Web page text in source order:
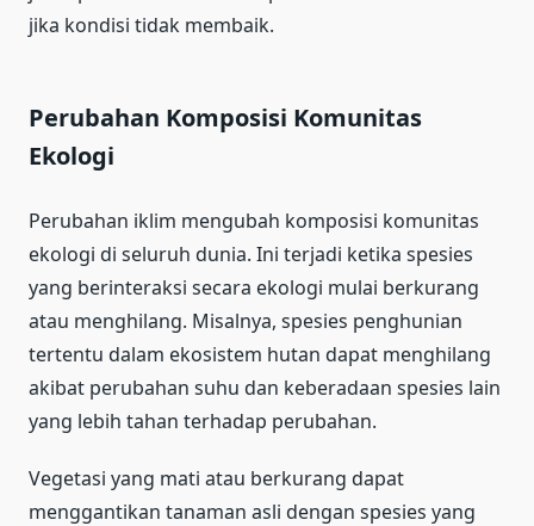
jika kondisi tidak membaik.
Perubahan Komposisi Komunitas
Ekologi
Perubahan iklim mengubah komposisi komunitas
ekologi di seluruh dunia. Ini terjadi ketika spesies
yang berinteraksi secara ekologi mulai berkurang
atau menghilang. Misalnya, spesies penghunian
tertentu dalam ekosistem hutan dapat menghilang
akibat perubahan suhu dan keberadaan spesies lain
yang lebih tahan terhadap perubahan.
Vegetasi yang mati atau berkurang dapat
menggantikan tanaman asli dengan spesies yang